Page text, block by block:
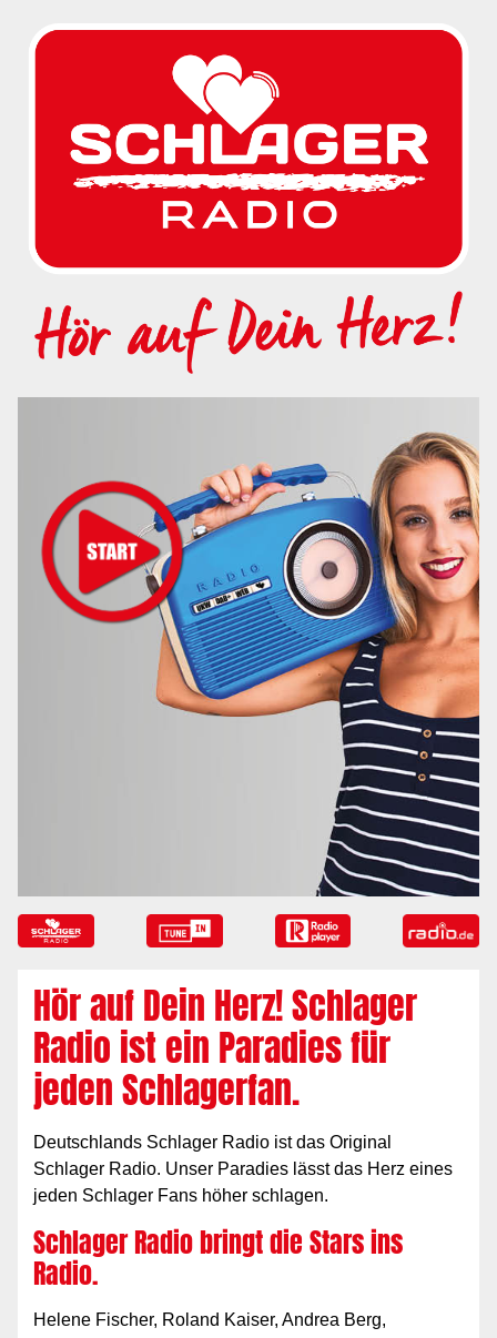
Hör auf Dein Herz! Schlager
Radio ist ein Paradies für
jeden Schlagerfan.
Deutschlands Schlager Radio ist das Original
Schlager Radio. Unser Paradies lässt das Herz eines
jeden Schlager Fans höher schlagen.
Schlager Radio bringt die Stars ins
Radio.
Helene Fischer, Roland Kaiser, Andrea Berg,